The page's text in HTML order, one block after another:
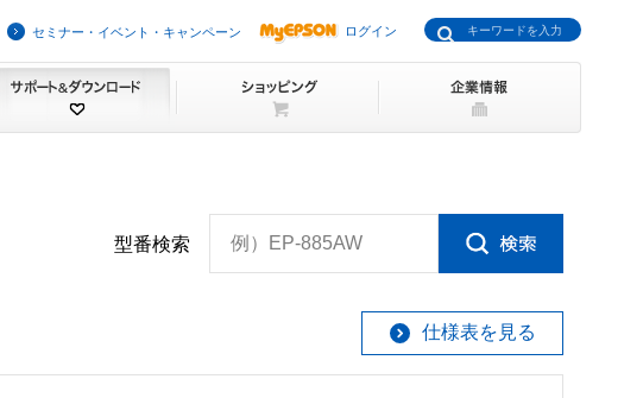
セミナー・イベント・キャンペーン ログイン
型番検索 例）EP-885AW
仕様表を見る